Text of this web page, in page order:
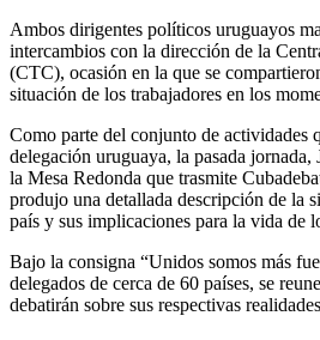
Ambos dirigentes políticos uruguayos
intercambios con la dirección de la
(CTC), ocasión en la que se
situación de los trabajadores en los
Como parte del conjunto de actividades
delegación uruguaya, la pasada
la Mesa Redonda que trasmite
produjo una detallada descripción de la
país y sus implicaciones para la vida de
Bajo la consigna “Unidos somos más
delegados de cerca de 60 países, se
debatirán sobre sus respectivas